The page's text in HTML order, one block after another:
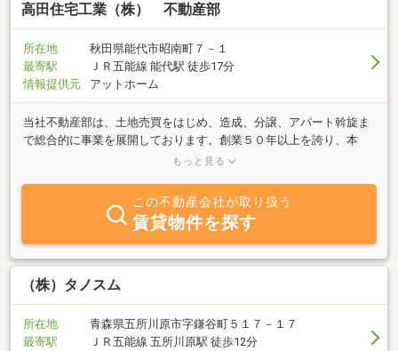
高田住宅工業（株） 不動産部
所在地
秋田県能代市昭南町７－１
最寄駅
ＪＲ五能線 能代駅 徒歩17分
情報提供元
アットホーム
当社不動産部は、土地売買をはじめ、造成、分譲、アパート斡旋ま
で総合的に事業を展開しております。創業５０年以上を誇り、本
社・本店・支店では、新築住宅はもちろん、増改築、細かな補修工
から、直営の大工さんで、秋田杉、木炭、青森ヒバ、珪藻土など健
康住宅づくりに取り組んでおり、自社設計の住宅・店舗をはじめ、
建築家とのコラボレーション住宅も手掛けています。不動産部１階
の店舗では、不動産業界経験者１０年以上のスタッフもおります。
お客様に寄り添い対応してまいります。女性スタッフもおりますの
で、お気軽にご来店・ご相談くださいませ。お待ちしております。
もラクラクです）
もっと見る
この不動産会社が取り扱う
賃貸物件を探す
（株）タノスム
所在地
青森県五所川原市字鎌谷町５１７－１７
最寄駅
ＪＲ五能線 五所川原駅 徒歩12分